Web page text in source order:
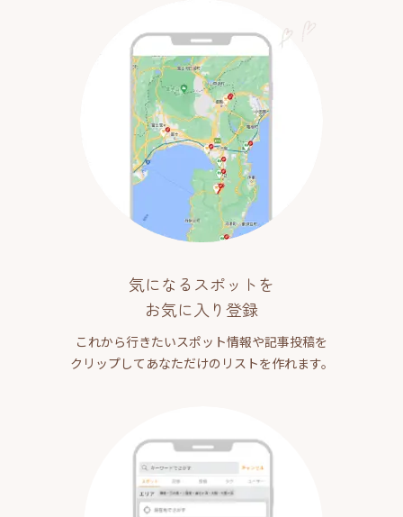
気になるスポットを
お気に入り登録
これから行きたいスポット情報や記事投稿を
クリップしてあなただけのリストを作れます。